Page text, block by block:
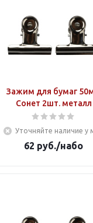
Зажим для бумаг
Сонет 2шт. металл
Уточняйте наличие у
62 руб./набо